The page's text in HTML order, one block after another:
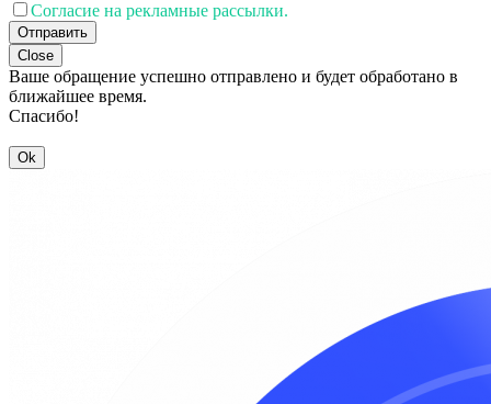
Согласие на рекламные рассылки.
Отправить
Close
Ваше обращение успешно отправлено и будет обработано в
ближайшее время.
Спасибо!
Ok